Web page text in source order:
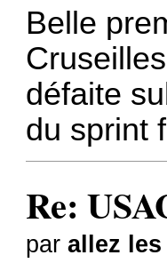
Belle
défaite
du sprint
Re:
parallez